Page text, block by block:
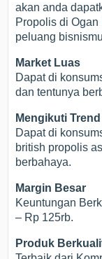
akan anda
Propolis di
peluang
Market Luas
Dapat di
dan tentunya
Mengikuti Trend
Dapat di
british propolis
berbahaya.
Margin Besar
Keuntungan
– Rp 125rb.
Produk